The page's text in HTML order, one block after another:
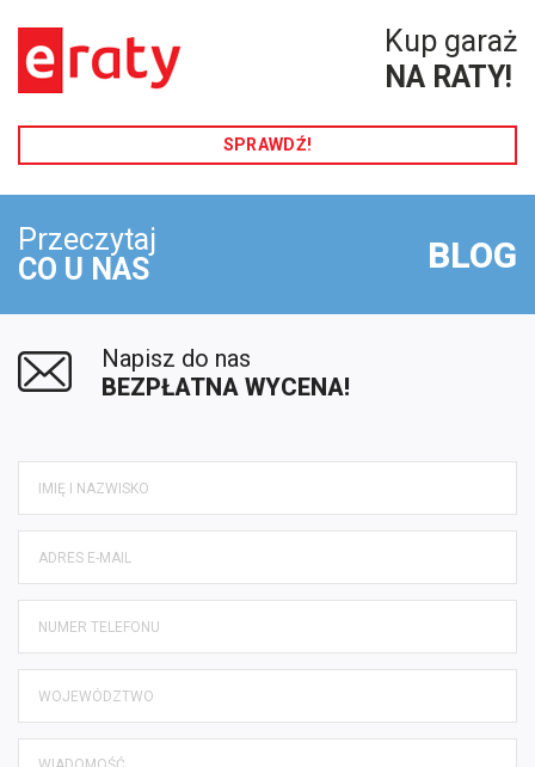
Kup garaż
NA RATY!
SPRAWDŹ!
Przeczytaj
CO U NAS
BLOG
Napisz do nas
BEZPŁATNA WYCENA!